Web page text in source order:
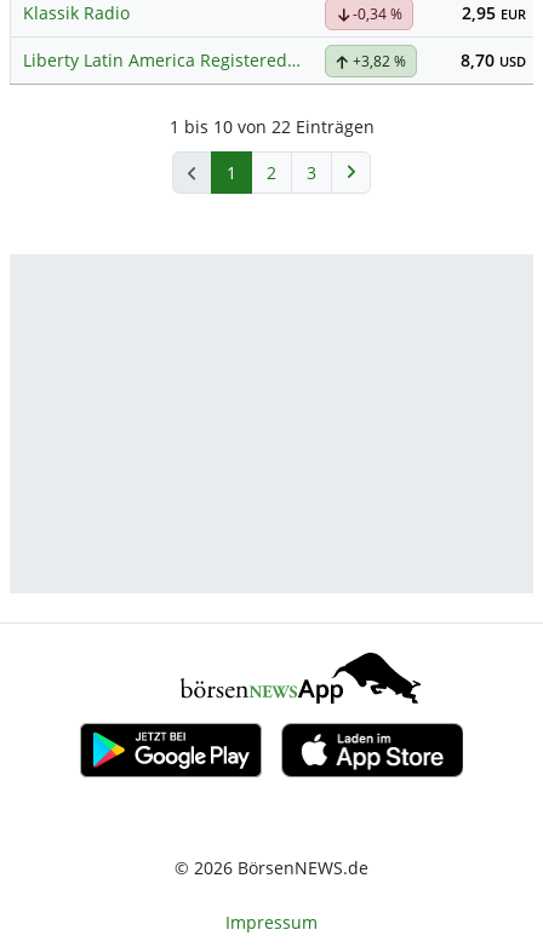
Klassik Radio -0,34 % 2,95 EUR
Liberty Latin America Registered (A) +3,82 % 8,70 USD
1 bis 10 von 22 Einträgen
1
2 3
© 2026 BörsenNEWS.de
Impressum